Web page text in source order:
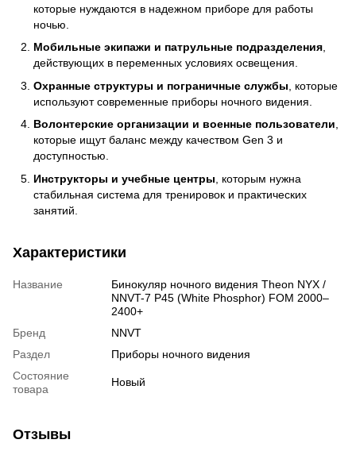
которые нуждаются в надежном приборе для работы
ночью.
Мобильные экипажи и патрульные подразделения,
действующих в переменных условиях освещения.
Охранные структуры и пограничные службы , которые
используют современные приборы ночного видения.
Волонтерские организации и военные пользователи
которые ищут баланс между качеством Gen 3 и
доступностью.
Инструкторы и учебные центры , которым нужна
стабильная система для тренировок и практических
занятий.
Характеристики
Название
Бинокуляр ночного видения Theon NYX /
NNVT-7 P45 (White Phosphor) FOM 2000–
2400+
Бренд
NNVT
Раздел
Приборы ночного видения
Состояние
товара
Новый
Отзывы